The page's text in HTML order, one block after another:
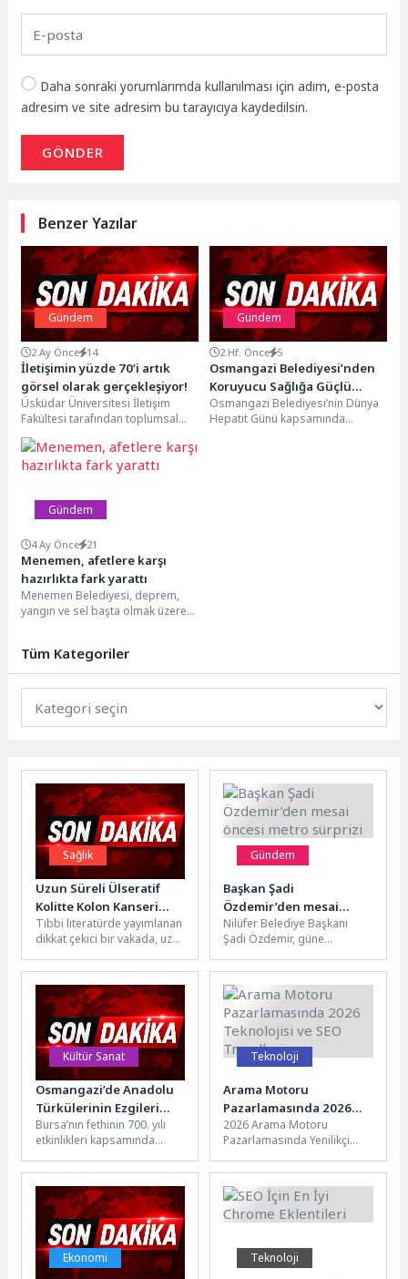
Daha sonraki yorumlarımda kullanılması için adım, e-posta
adresim ve site adresim bu tarayıcıya kaydedilsin.
GÖNDER
Benzer Yazılar
Gündem
2 Ay Önce 14
İletişimin yüzde 70’i artık
görsel olarak gerçekleşiyor!
Üsküdar Üniversitesi İletişim
Fakültesi tarafından toplumsal
katkı ve bilim iletişimi misyonuyla
düzenlenen Toplum İçin İletişim...
Gündem
2 Hf. Önce 5
Osmangazi Belediyesi’nden
Koruyucu Sağlığa Güçlü
Destek
Osmangazi Belediyesi’nin Dünya
Hepatit Günü kapsamında
Gündem
4 Ay Önce 21
Menemen, afetlere karşı
hazırlıkta fark yarattı
Menemen Belediyesi, deprem,
yangın ve sel başta olmak üzere
Tüm Kategoriler
Sağlık
Uzun Süreli Ülseratif
Kolitte Kolon Kanseri
Riski Artıyor mu?
Tıbbi literatürde yayımlanan
dikkat çekici bir vakada, uzun
tanısıyla takip edilen bir...
Gündem
Başkan Şadi
Özdemir’den mesai
öncesi metro sürprizi
Nilüfer Belediye Başkanı
Şadi Özdemir, güne
yolculuk yaparak başladı.
Sabahın erken saatlerinde
öğrenciler...
Kültür Sanat
Osmangazi’de Anadolu
Türkülerinin Ezgileri
Yükseldi
Bursa’nın fethinin 700. yılı
etkinlikleri kapsamında
düzenlediği “Anadolu
Türküleri” konserinde, TRT
sanatçısı Özlem...
Teknoloji
Arama Motoru
Pazarlamasında 2026
Teknolojisi ve SEO
Trendleri
2026 Arama Motoru
Pazarlamasında Yenilikçi
Trendleri 2026 yılında arama
motoru pazarlamasında
öne...
Ekonomi Teknoloji